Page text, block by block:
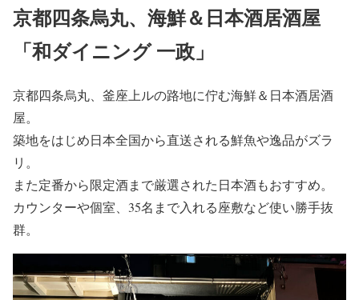
京都四条烏丸、海鮮＆日本酒居酒屋
「和ダイニング 一政」
京都四条烏丸、釜座上ルの路地に佇む海鮮＆日本酒居酒
屋。
築地をはじめ日本全国から直送される鮮魚や逸品がズラ
リ。
また定番から限定酒まで厳選された日本酒もおすすめ。
カウンターや個室、35名まで入れる座敷など使い勝手抜
群。